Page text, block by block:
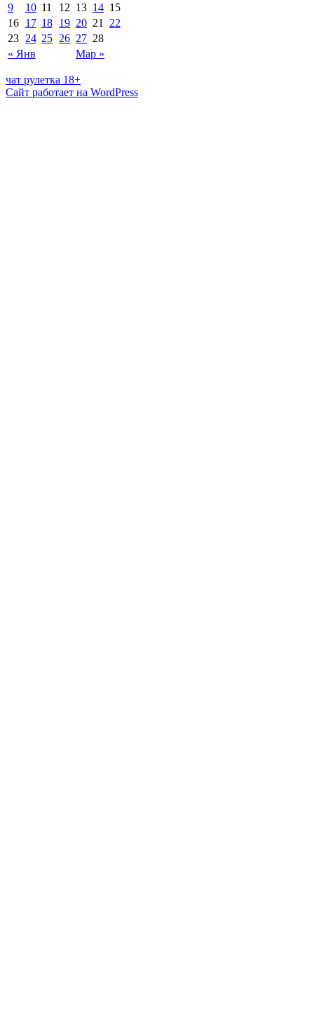
« Янв Мар »
9 10 11 12 13 14 15
16 17 18 19 20 21
22
23 24 25 26 27 28
чат рулетка 18+
Сайт работает на WordPress